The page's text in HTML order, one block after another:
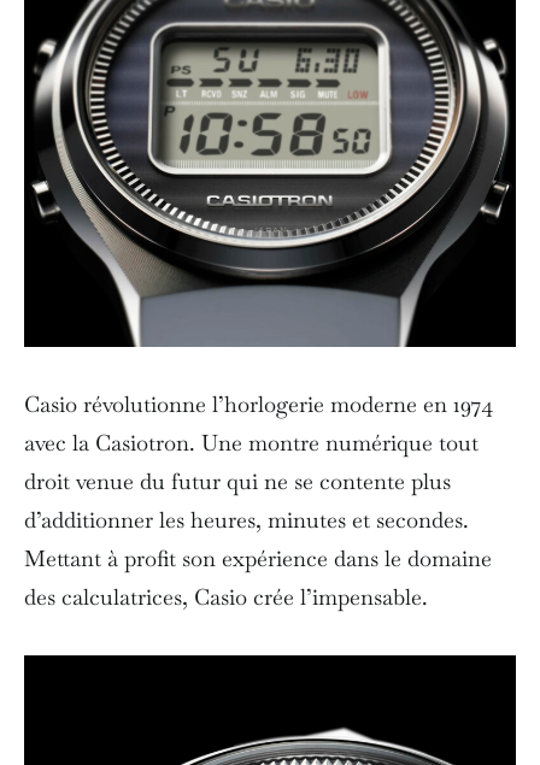
Casio révolutionne l’horlogerie moderne en 1974
avec la Casiotron. Une montre numérique tout
droit venue du futur qui ne se contente plus
d’additionner les heures, minutes et secondes.
Mettant à profit son expérience dans le domaine
des calculatrices, Casio crée l’impensable.